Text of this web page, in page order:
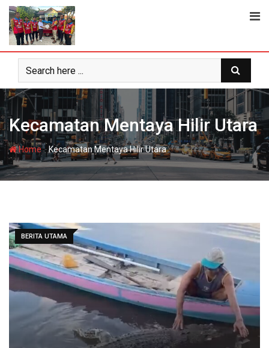
Skip
content
Kecamatan Mentaya Hilir Utara
Home-Kecamatan Mentaya Hilir Utara
BERITA UTAMA